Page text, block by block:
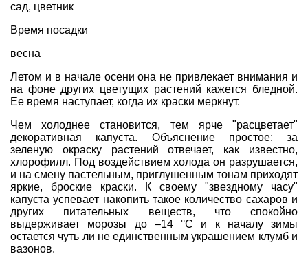
сад, цветник
Время посадки
весна
Летом и в начале осени она не привлекает внимания и
на фоне других цветущих растений кажется бледной.
Ее время наступает, когда их краски меркнут.
Чем холоднее становится, тем ярче "расцветает"
декоративная капуста. Объяснение простое: за
зеленую окраску растений отвечает, как известно,
хлорофилл. Под воздействием холода он разрушается,
и на смену пастельным, приглушенным тонам приходят
яркие, броские краски. К своему "звездному часу"
капуста успевает накопить такое количество сахаров и
других питательных веществ, что спокойно
выдерживает морозы до –14 °С и к началу зимы
остается чуть ли не единственным украшением клумб и
вазонов.